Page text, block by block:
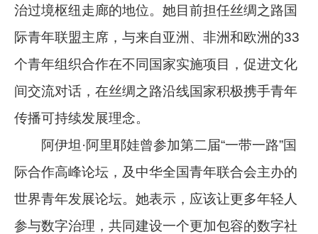
治过境枢纽走廊的地位。她目前担任丝绸之路国
际青年联盟主席，与来自亚洲、非洲和欧洲的33
个青年组织合作在不同国家实施项目，促进文化
间交流对话，在丝绸之路沿线国家积极携手青年
传播可持续发展理念。
阿伊坦·阿里耶娃曾参加第二届“一带一路”国
际合作高峰论坛，及中华全国青年联合会主办的
世界青年发展论坛。她表示，应该让更多年轻人
参与数字治理，共同建设一个更加包容的数字社